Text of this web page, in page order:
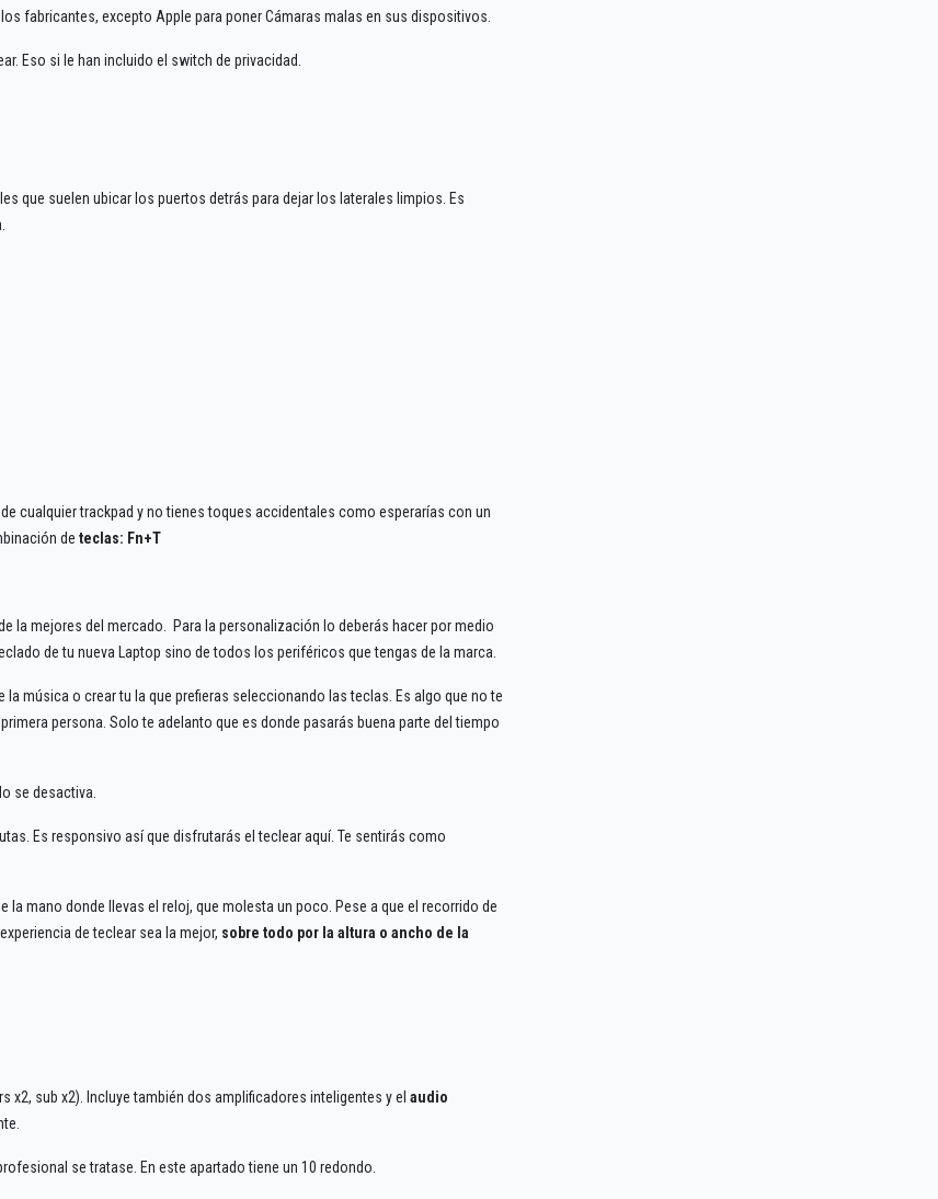
fabricantes, excepto Apple para poner Cámaras malas en sus dispositivos.
Eso si le han incluido el switch de privacidad.
que suelen ubicar los puertos detrás para dejar los laterales limpios. Es
cualquier trackpad y no tienes toques accidentales como esperarías con un
de teclas: Fn+T
la mejores del mercado. Para la personalización lo deberás hacer por medio
de tu nueva Laptop sino de todos los periféricos que tengas de la marca.
música o crear tu la que prefieras seleccionando las teclas. Es algo que no te
persona. Solo te adelanto que es donde pasarás buena parte del tiempo
se desactiva.
Es responsivo así que disfrutarás el teclear aquí. Te sentirás como
mano donde llevas el reloj, que molesta un poco. Pese a que el recorrido de
de teclear sea la mejor, sobre todo por la altura o ancho de la
sub x2). Incluye también dos amplificadores inteligentes y el audio
se tratase. En este apartado tiene un 10 redondo.